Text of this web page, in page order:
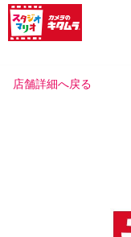
店舗詳細へ戻る